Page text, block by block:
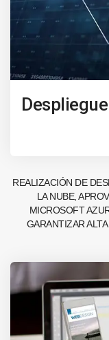
REALIZACIÓN DE
LA NUBE,
MICROSOFT
GARANTIZAR